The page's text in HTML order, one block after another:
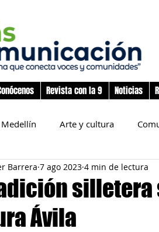
Revista con la 9 Noticias
Arte y cultura
Humanos Deporte
Infancia y preadolescencia
silletera
Ávila
Barrera 7 ago 2023 4 min de lectura